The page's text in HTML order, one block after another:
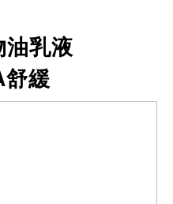
油乳液
緩